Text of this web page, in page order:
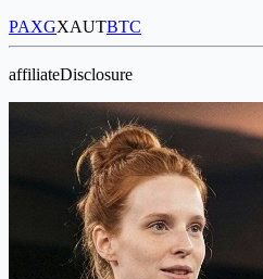
PAXGXAUTBTC
affiliateDisclosure